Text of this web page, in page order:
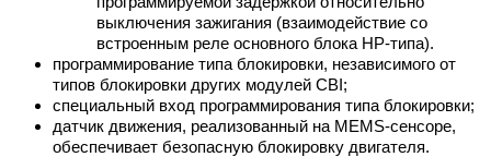
выключения зажигания (взаимодействие со
встроенным реле основного блока НР-типа).
программирование типа блокировки, независимого от
типов блокировки других модулей CBI;
специальный вход программирования типа блокировки;
датчик движения, реализованный на MEMS-сенсоре,
обеспечивает безопасную блокировку двигателя.